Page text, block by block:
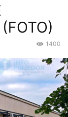
1400